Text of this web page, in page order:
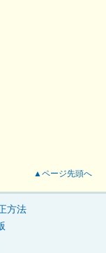
▲ページ先頭へ
方法